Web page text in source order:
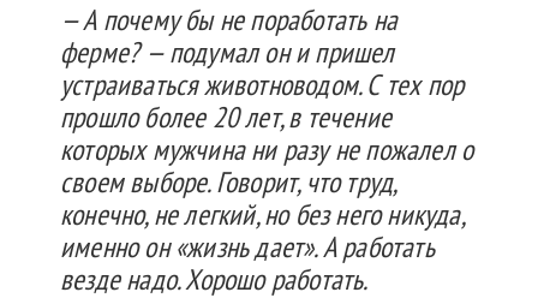
— А почему бы не поработать на
ферме? — подумал он и пришел
устраиваться животноводом. С тех пор
прошло более 20 лет, в течение
которых мужчина ни разу не пожалел о
своем выборе. Говорит, что труд,
конечно, не легкий, но без него никуда,
именно он «жизнь дает». А работать
везде надо. Хорошо работать.